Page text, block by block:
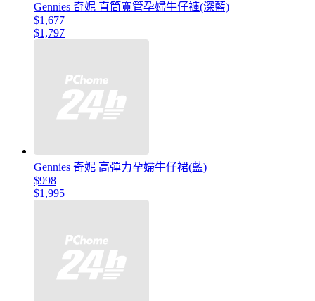
Gennies 奇妮 直筒寬管孕婦牛仔褲(深藍)
$1,677
$1,797
Gennies 奇妮 高彈力孕婦牛仔裙(藍)
$998
$1,995